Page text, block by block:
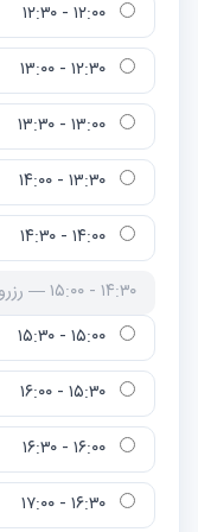
۱۴:۳۰ - ۱۵:۰۰ — رزرو شده